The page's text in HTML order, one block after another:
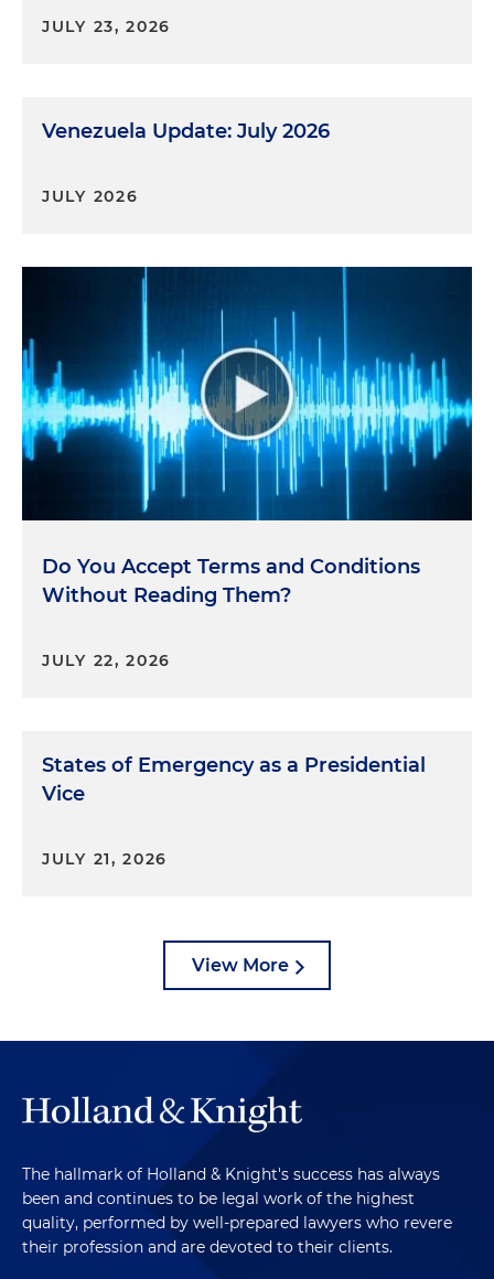
JULY 23, 2026
Venezuela Update: July 2026
JULY 2026
Do You Accept Terms and Conditions
Without Reading Them?
JULY 22, 2026
States of Emergency as a Presidential
Vice
JULY 21, 2026
View More
The hallmark of Holland & Knight's success has always
been and continues to be legal work of the highest
quality, performed by well-prepared lawyers who revere
their profession and are devoted to their clients.